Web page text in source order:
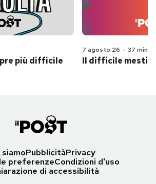
più difficile
7 agosto 26 - 37 min
Il difficile
siamoPubblicitàPrivacy
preferenzeCondizioni d'uso
di accessibilità